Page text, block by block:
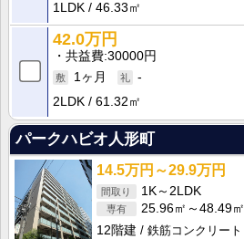
1LDK
46.33㎡
42.0万円
共益費 30000円
1ヶ月
-
2LDK
61.32㎡
パークハビオ人形町
14.5万円～29.9万円
1K～2LDK
25.96㎡～48.49㎡
12階建
鉄筋コンクリート